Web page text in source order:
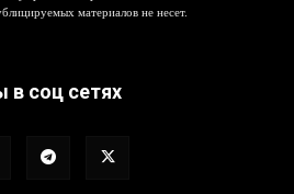
материалов не несет.
в соц сетях